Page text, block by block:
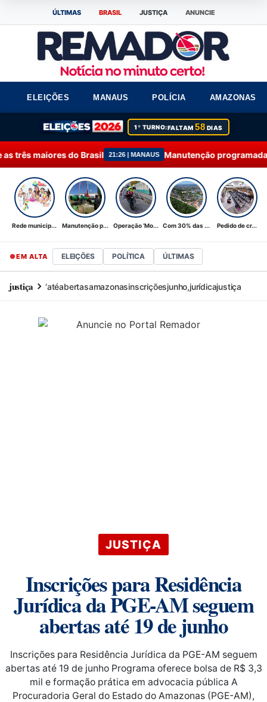
ÚLTIMAS BRASIL JUSTIÇA ANUNCIE
ELEIÇÕES MANAUS POLÍCIA AMAZONAS
1º TURNO:FALTAM58 DIAS
21:26 | MANAUS Manutenção programada na Ponta do
Rede municip... Manutenção p... Operação ‘Mo... Com 30% das ... Pedido de cr...
EM ALTA ELEIÇÕES POLÍTICA ÚLTIMAS
justiça ‘atéabertasamazonasinscriçõesjunho,jurídicajustiça
JUSTIÇA
Inscrições para Residência
Jurídica da PGE-AM seguem
abertas até 19 de junho
Inscrições para Residência Jurídica da PGE-AM seguem
abertas até 19 de junho Programa oferece bolsa de R$ 3,3
mil e formação prática em advocacia pública A
Procuradoria Geral do Estado do Amazonas (PGE-AM),